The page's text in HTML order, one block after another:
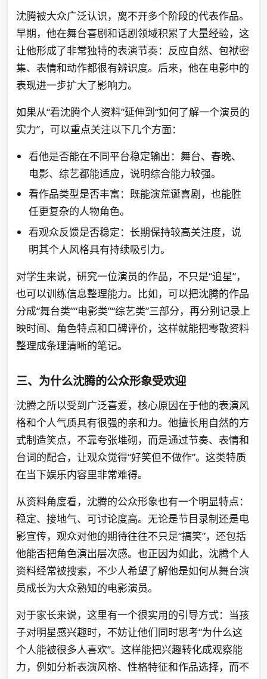
沈腾被大众广泛认识，离不开多个阶段的代表作品。
早期，他在舞台喜剧和话剧领域积累了大量经验，这
让他形成了非常独特的表演节奏：反应自然、包袱密
集、表情和动作都很有辨识度。后来，他在电影中的
表现进一步扩大了影响力。
如果从“看沈腾个人资料”延伸到“如何了解一个演员的
实力”，可以重点关注以下几个方面：
看他是否能在不同平台稳定输出：舞台、春晚、
电影、综艺都能适应，说明综合能力较强。
看作品类型是否丰富：既能演荒诞喜剧，也能胜
任更复杂的人物角色。
看观众反馈是否稳定：长期保持较高关注度，说
明其个人风格具有持续吸引力。
对学生来说，研究一位演员的作品，不只是“追星”，
也可以训练信息整理能力。比如，可以把沈腾的作品
分成“舞台类”“电影类”“综艺类”三部分，再分别记录上
映时间、角色特点和口碑评价，这样就能把零散资料
整理成条理清晰的笔记。
三、为什么沈腾的公众形象受欢迎
沈腾之所以受到广泛喜爱，核心原因在于他的表演风
格和个人气质具有很强的亲和力。他擅长用自然的方
式制造笑点，不靠夸张堆砌，而是通过节奏、表情和
台词的配合，让观众觉得“好笑但不做作”。这类特质
在当下娱乐内容里非常难得。
从资料角度看，沈腾的公众形象也有一个明显特点：
稳定、接地气、可讨论度高。无论是节目录制还是电
影宣传，观众对他的期待往往不只是“搞笑”，还包括
他能否把角色演出层次感。也正因为如此，沈腾个人
资料经常被搜索，不少人希望了解他是如何从舞台演
员成长为大众熟知的电影演员。
对于家长来说，这里有一个很实用的引导方式：当孩
子对明星感兴趣时，不妨让他们同时思考“为什么这
个人能被很多人喜欢”。这样能把兴趣转化成观察能
力，例如分析表演风格、性格特征和作品选择，而不